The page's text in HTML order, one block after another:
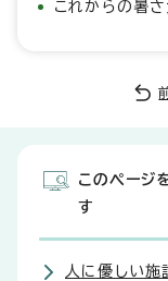
これからの暑
このページ
す
人に優しい施